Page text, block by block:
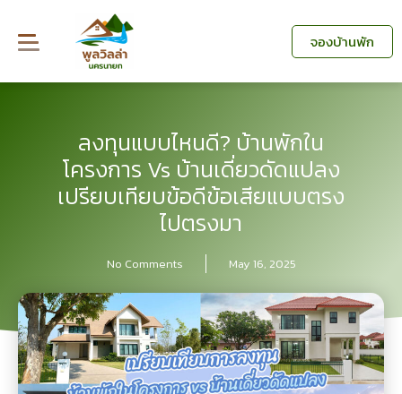
content
จองบ้านพัก
ลงทุนแบบไหนดี? บ้านพักใน
โครงการ Vs บ้านเดี่ยวดัดแปลง
เปรียบเทียบข้อดีข้อเสียแบบตรง
ไปตรงมา
No Comments May 16, 2025